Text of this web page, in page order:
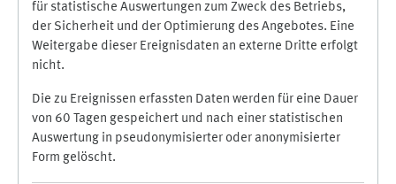
für statistische Auswertungen zum Zweck des Betriebs,
der Sicherheit und der Optimierung des Angebotes. Eine
Weitergabe dieser Ereignisdaten an externe Dritte erfolgt
nicht.
Die zu Ereignissen erfassten Daten werden für eine Dauer
von 60 Tagen gespeichert und nach einer statistischen
Auswertung in pseudonymisierter oder anonymisierter
Form gelöscht.